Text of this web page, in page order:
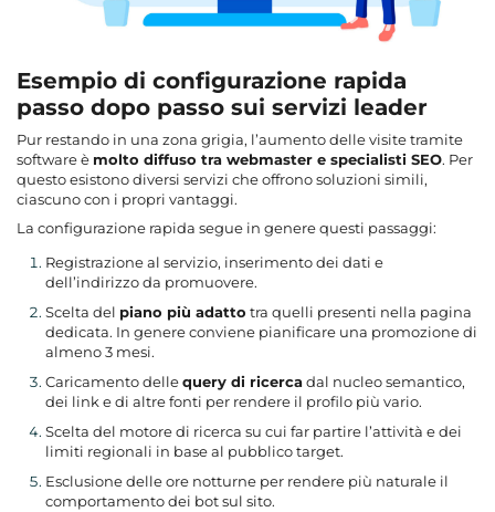
Esempio di configurazione rapida
passo dopo passo sui servizi leader
Pur restando in una zona grigia, l’aumento delle visite tramite
softwareè molto diffuso tra webmaster e specialisti SEO. Per
questo esistono diversi servizi che offrono soluzioni simili,
ciascuno con i propri vantaggi.
La configurazione rapida segue in genere questi passaggi:
Registrazione al servizio, inserimento dei dati e
dell’indirizzo da promuovere.
Scelta del piano più adatto tra quelli presenti nella pagina
dedicata. In genere conviene pianificare una promozione di
almeno 3 mesi.
Caricamento dellequery di ricercadal nucleo semantico,
dei link e di altre fonti per rendere il profilo più vario.
Scelta del motore di ricerca su cui far partire l’attività e dei
limiti regionali in base al pubblico target.
Esclusione delle ore notturne per rendere più naturale il
comportamento dei bot sul sito.